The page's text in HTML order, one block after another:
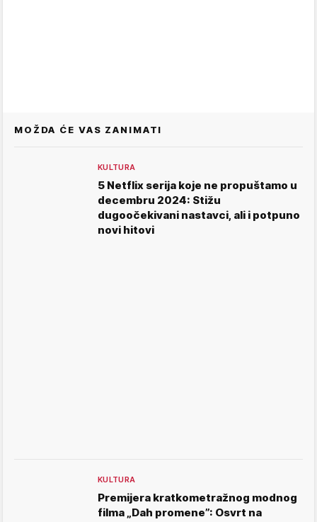
MOŽDA ĆE VAS ZANIMATI
KULTURA
5 Netflix serija koje ne propuštamo u
decembru 2024: Stižu
dugoočekivani nastavci, ali i potpuno
novi hitovi
KULTURA
Premijera kratkometražnog modnog
filma „Dah promene”: Osvrt na